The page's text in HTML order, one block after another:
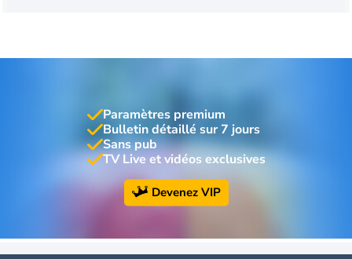
Paramètres premium
Bulletin détaillé sur 7 jours
Sans pub
TV Live et vidéos exclusives
Devenez VIP